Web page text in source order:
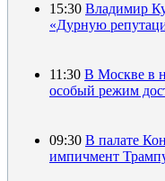
15:30 Владимир
«Дурную
11:30 В Москве в
особый режим
09:30 В палате
импичмент